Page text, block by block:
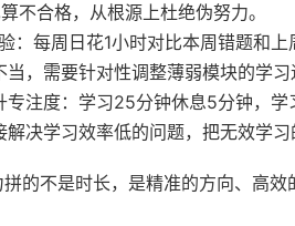
不合格，从根源上杜绝伪努力。
：每周日花1小时对比本周错题和
，需要针对性调整薄弱模块的学习
专注度：学习25分钟休息5分钟，
决学习效率低的问题，把无效学习
的不是时长，是精准的方向、高